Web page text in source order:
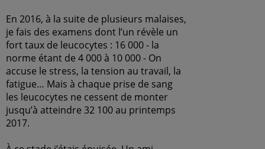
En 2016, à la suite de plusieurs malaises,
je fais des examens dont l’un révèle un
fort taux de leucocytes : 16 000 - la
norme étant de 4 000 à 10 000 - On
accuse le stress, la tension au travail, la
fatigue… Mais à chaque prise de sang
les leucocytes ne cessent de monter
jusqu’à atteindre 32 100 au printemps
2017.